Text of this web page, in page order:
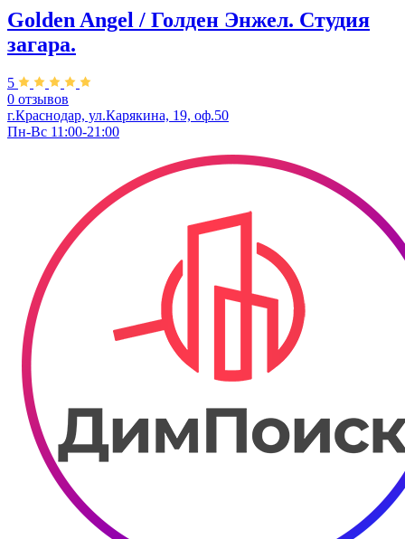
Golden Angel / Голден Энжел. Студия
загара.
5
0 отзывов
г.Краснодар, ул.Карякина, 19, оф.50
Пн-Вс 11:00-21:00